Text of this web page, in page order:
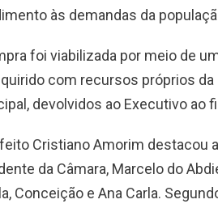
às demandas da
foi viabilizada por meio de
com recursos próprios
devolvidos ao Executivo ao
Cristiano Amorim destacou
da Câmara, Marcelo do
Conceição e Ana Carla.